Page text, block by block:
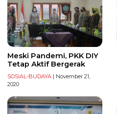
Meski Pandemi, PKK DIY
Tetap Aktif Bergerak
SOSIAL-BUDAYA | November 21,
2020